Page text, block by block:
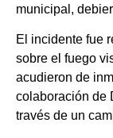
municipal,
El incidente fue
sobre el fuego
acudieron de
colaboración de
través de un